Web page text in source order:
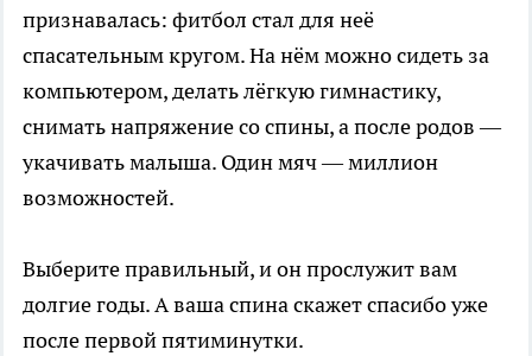
признавалась: фитбол стал для неё
спасательным кругом. На нём можно сидеть за
компьютером, делать лёгкую гимнастику,
снимать напряжение со спины, а после родов —
укачивать малыша. Один мяч — миллион
возможностей.
Выберите правильный, и он прослужит вам
долгие годы. А ваша спина скажет спасибо уже
после первой пятиминутки.